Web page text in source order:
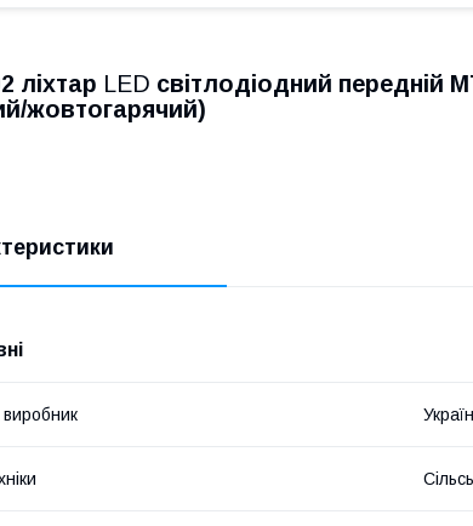
ліхтар LED світлодіодний передній
жовтогарячий)
виробник